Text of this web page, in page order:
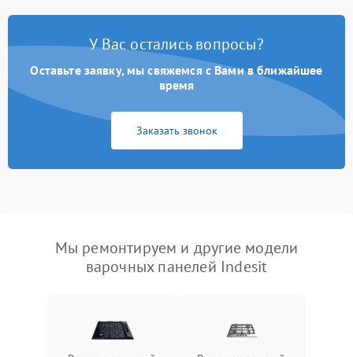
У Вас остались вопросы?
Оставьте заявку, мы свяжемся с Вами в ближайшее
время
Заказать звонок
Мы ремонтируем и другие модели
варочных панелей Indesit